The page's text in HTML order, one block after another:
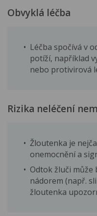
Obvyklá léčba
Léčba spočívá v
potíží, například
nebo protivirová
Rizika neléčení
Žloutenka je
onemocnění a
Odtok žluči
nádorem (např.
žloutenka